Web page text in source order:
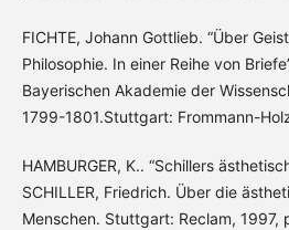
FICHTE, Johann Gottlieb. “Über
Philosophie. In einer Reihe von
Bayerischen Akademie der
1799-1801.Stuttgart: Frommann-
HAMBURGER, K.. “Schillers
SCHILLER, Friedrich. Über die
Menschen. Stuttgart: Reclam, 1997,